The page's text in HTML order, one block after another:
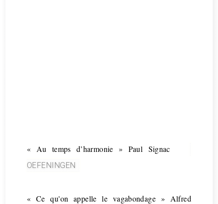
« Au temps d’harmonie » Paul Signac
OEFENINGEN
« Ce qu'on appelle le vagabondage » Alfred